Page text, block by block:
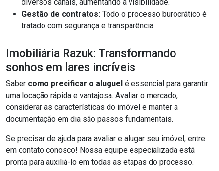
diversos canais, aumentando a visibilidade.
Gestão de contratos: Todo o processo burocrático é
tratado com segurança e transparência.
Imobiliária Razuk: Transformando
sonhos em lares incríveis
Saber como precificar o aluguel é essencial para garantir
uma locação rápida e vantajosa. Avaliar o mercado,
considerar as características do imóvel e manter a
documentação em dia são passos fundamentais.
Se precisar de ajuda para avaliar e alugar seu imóvel, entre
em contato conosco! Nossa equipe especializada está
pronta para auxiliá-lo em todas as etapas do processo.